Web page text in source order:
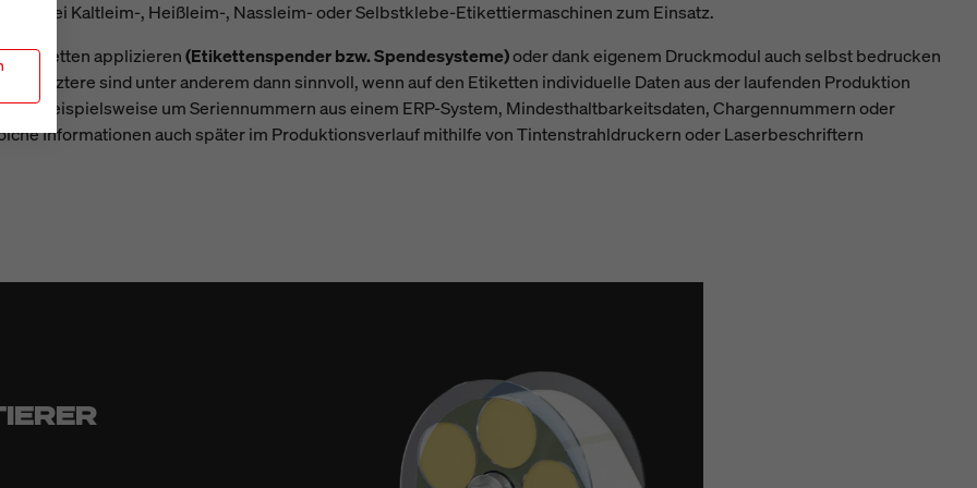
dabei Kaltleim-, Heißleim-, Nassleim- oder Selbstklebe-Etikettiermaschinen zum Einsatz.
Etiketten applizieren(Etikettenspender bzw. Spendesysteme)oder dank eigenem Druckmodul auch selbst bedrucken
. Letztere sind unter anderem dann sinnvoll, wenn auf den Etiketten individuelle Daten aus der laufenden Produktion
beispielsweise um Seriennummern aus einem ERP-System, Mindesthaltbarkeitsdaten, Chargennummern oder
Informationen auch später im Produktionsverlauf mithilfe von Tintenstrahldruckern oder Laserbeschriftern